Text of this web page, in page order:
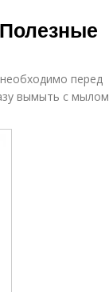
перед
вымыть с мылом